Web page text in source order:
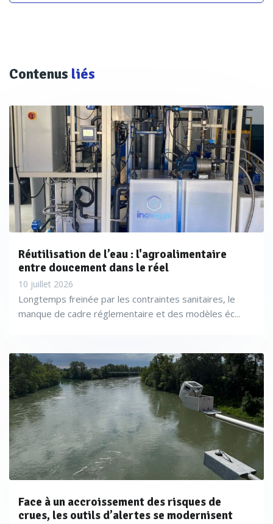
Contenus liés
Réutilisation de l’eau : l'agroalimentaire
entre doucement dans le réel
10 juillet 2026
Longtemps freinée par les contraintes sanitaires, le
manque de cadre réglementaire et des modèles éc...
Face à un accroissement des risques de
crues, les outils d’alertes se modernisent